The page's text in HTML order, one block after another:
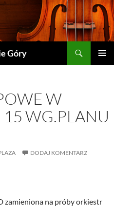
Góry
W
WG.PLANU
DODAJ KOMENTARZ
zamieniona na próby orkiestr